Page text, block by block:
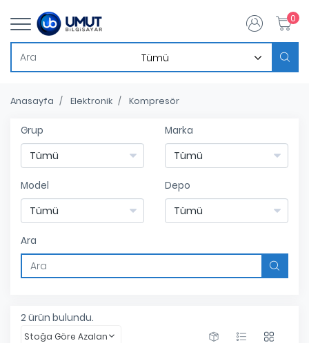
0
Anasayfa Elektronik Kompresör
Grup Marka
Model Depo
Ara
2 ürün bulundu.
Stoğa Göre Azalan